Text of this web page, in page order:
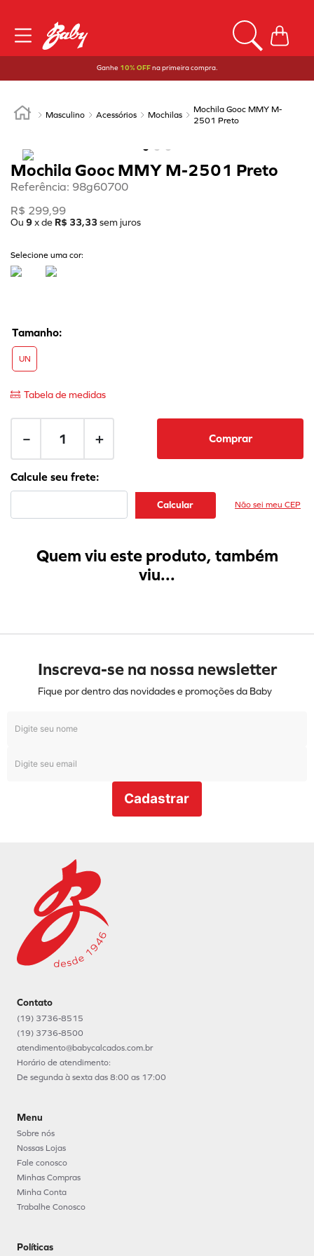
Ganhe 10% OFFna primeira compra.
Masculino Acessórios Mochilas
Mochila Gooc MMY M-
2501 Preto
Mochila Gooc MMY M-2501 Preto
Referência: 98g60700
R$ 299,99
Ou 9x de R$ 33,33 sem juros
Selecione uma cor:
UN
Tabela de medidas
＋
－ Comprar
Não sei meu CEP
Quem viu este produto, também
viu...
Inscreva-se na nossa newsletter
Fique por dentro das novidades e promoções da Baby
Cadastrar
Contato
(19) 3736-8515
(19) 3736-8500
atendimento@babycalcados.com.br
Horário de atendimento:
De segunda à sexta das 8:00 as 17:00
Menu
Sobre nós
Nossas Lojas
Fale conosco
Minhas Compras
Minha Conta
Trabalhe Conosco
Políticas